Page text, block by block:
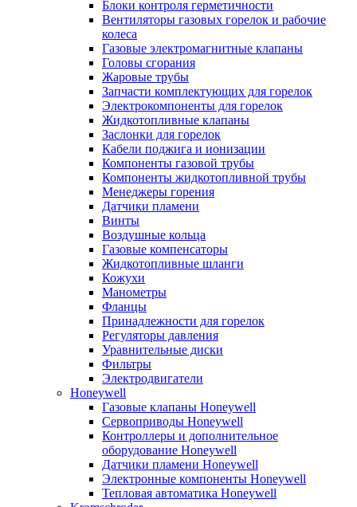
Блоки контроля герметичности
Вентиляторы газовых горелок и рабочие
колеса
Газовые электромагнитные клапаны
Головы сгорания
Жаровые трубы
Запчасти комплектующих для горелок
Электрокомпоненты для горелок
Жидкотопливные клапаны
Заслонки для горелок
Кабели поджига и ионизации
Компоненты газовой трубы
Компоненты жидкотопливной трубы
Менеджеры горения
Датчики пламени
Винты
Воздушные кольца
Газовые компенсаторы
Жидкотопливные шланги
Кожухи
Манометры
Фланцы
Принадлежности для горелок
Регуляторы давления
Уравнительные диски
Фильтры
Электродвигатели
Honeywell
Газовые клапаны Honeywell
Сервоприводы Honeywell
Контроллеры и дополнительное
оборудование Honeywell
Датчики пламени Honeywell
Электронные компоненты Honeywell
Тепловая автоматика Honeywell